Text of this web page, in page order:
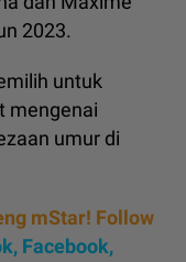
2023.
untuk
mengenai
umur di
mStar! Follow
Facebook,